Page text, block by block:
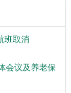
班取消
会议及养老保